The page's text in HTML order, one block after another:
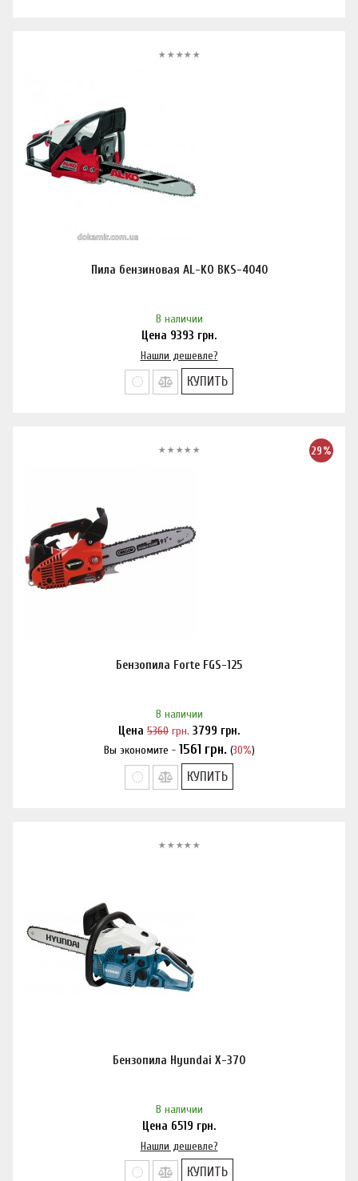
Пила бензиновая AL-KO BKS-4040
В наличии
Цена 9393 грн.
Нашли дешевле?
КУПИТЬ
29%
Бензопила Forte FGS-125
В наличии
Цена 5360 грн. 3799 грн.
Вы экономите - 1561 грн. (30%)
Нашли дешевле?
КУПИТЬ
Бензопила Hyundai Х-370
В наличии
Цена 6519 грн.
Нашли дешевле?
КУПИТЬ